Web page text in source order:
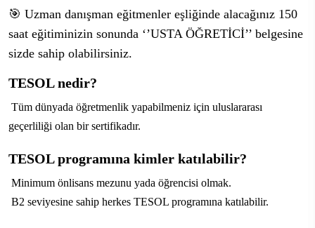
🎯 Uzman danışman eğitmenler eşliğinde alacağınız 150
saat eğitiminizin sonunda ‘’USTA ÖĞRETİCİ’’ belgesine
sizde sahip olabilirsiniz.
TESOL nedir?
Tüm dünyada öğretmenlik yapabilmeniz için uluslararası
geçerliliği olan bir sertifikadır.
TESOL programına kimler katılabilir?
Minimum önlisans mezunu yada öğrencisi olmak.
B2 seviyesine sahip herkes TESOL programına katılabilir.